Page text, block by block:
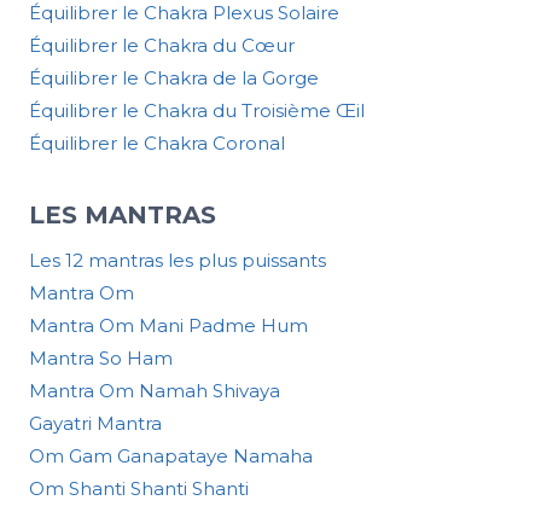
Équilibrer le Chakra Plexus Solaire
Équilibrer le Chakra du Cœur
Équilibrer le Chakra de la Gorge
Équilibrer le Chakra du Troisième Œil
Équilibrer le Chakra Coronal
LES MANTRAS
Les 12 mantras les plus puissants
Mantra Om
Mantra Om Mani Padme Hum
Mantra So Ham
Mantra Om Namah Shivaya
Gayatri Mantra
Om Gam Ganapataye Namaha
Om Shanti Shanti Shanti